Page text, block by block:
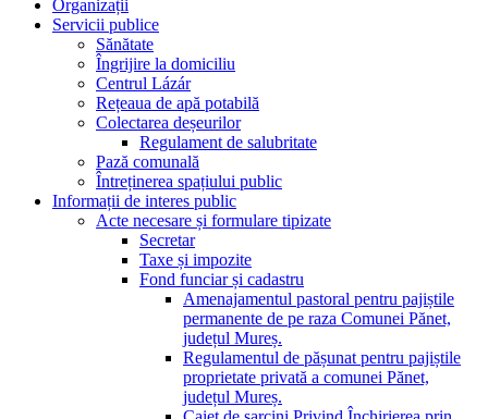
Organizații
Servicii publice
Sănătate
Îngrijire la domiciliu
Centrul Lázár
Rețeaua de apă potabilă
Colectarea deșeurilor
Regulament de salubritate
Pază comunală
Întreținerea spațiului public
Informații de interes public
Acte necesare și formulare tipizate
Secretar
Taxe și impozite
Fond funciar și cadastru
Amenajamentul pastoral pentru pajiștile
permanente de pe raza Comunei Pănet,
județul Mureș.
Regulamentul de pășunat pentru pajiștile
proprietate privată a comunei Pănet,
județul Mureș.